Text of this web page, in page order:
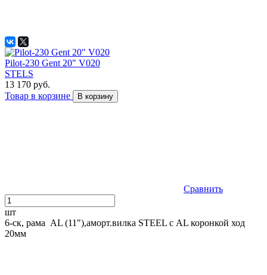
Pilot-230 Gent 20" V020
STELS
13 170 руб.
Товар в корзине
В корзину
Сравнить
шт
6-ск, рама AL (11"),аморт.вилка STEEL с AL коронкой ход
20мм